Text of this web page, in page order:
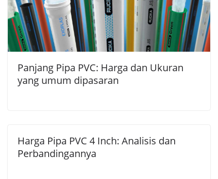
Panjang Pipa PVC: Harga dan Ukuran
yang umum dipasaran
Harga Pipa PVC 4 Inch: Analisis dan
Perbandingannya